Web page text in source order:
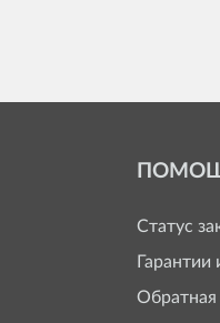
Статус
Гарантии
Обратная